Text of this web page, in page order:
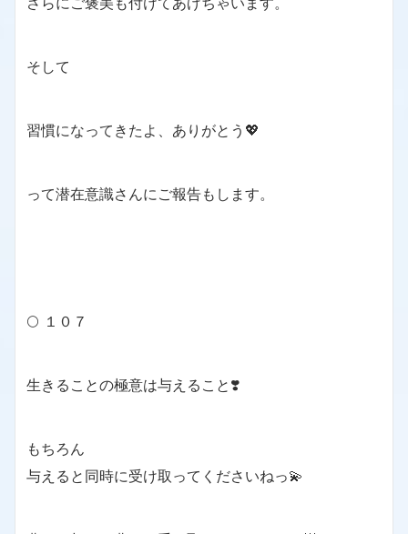
そして
習慣になってきたよ、ありがとう💖
って潜在意識さんにご報告もします。
🌕 １０７
生きることの極意は与えること❣️
もちろん
与えると同時に受け取ってくださいねっ💫